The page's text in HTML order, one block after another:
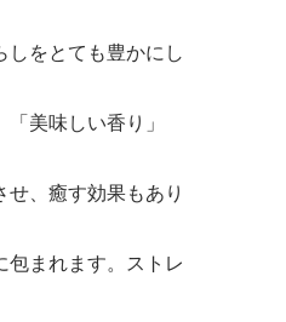
をとても豊かにし
美味しい香り」
、癒す効果もあり
まれます。ストレ